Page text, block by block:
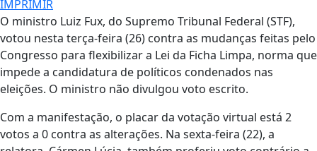
IMPRIMIR
O ministro Luiz Fux, do Supremo Tribunal Federal (STF),
votou nesta terça-feira (26) contra as mudanças feitas pelo
Congresso para flexibilizar a Lei da Ficha Limpa, norma que
impede a candidatura de políticos condenados nas
eleições. O ministro não divulgou voto escrito.
Com a manifestação, o placar da votação virtual está 2
votos a 0 contra as alterações. Na sexta-feira (22), a